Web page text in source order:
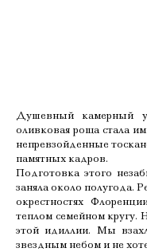
Душевный камерный
оливковая роща стала
непревзойденные
памятных кадров.
Подготовка этого
заняла около полугода.
окрестностях
теплом семейном кругу.
этой идиллии. Мы
звездным небом и не